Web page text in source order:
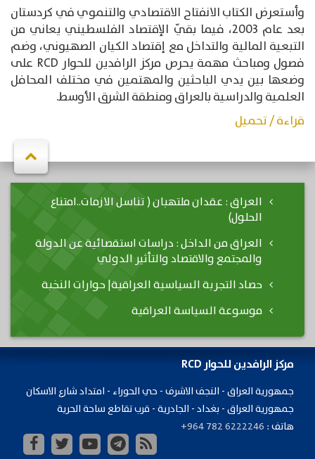
وأستعرض الكتاب الانفتاح الاقتصادي والتنموي في كردستان
بعد عام 2003، فيما بقيّ الإقتصاد الفلسطيني يعاني من
التبعية المالية والتداخل مع إقتصاد الكيان الصهيوني، وضم
فصول ومباحث مهمة يحرص مركز الرافدين للحوار RCD على
وضعها بين يدي الباحثين والمهتمين في مختلف المحافل
العلمية والدراسية بالعراق ومنطقة الشرق الأوسط.
قراءة / تحميل
العراق : عقدان ملتهبان ( تناسل الازمات..امتناع
الحلول)
العراق من الداخل : دراسات استقصائية عن الدولة
والمجتمع والاقتصاد والتأثير الدولي
حصاد التجربة السياسية العراقية| حوارات النخبة
موسوعة السياسة العراقية
مركز الرافدين للحوار RCD
جمهورية ​العراق - النجف الاشرف - حي الحوراء - امتداد شارع الاسكان
جمهورية العراق - بغداد - الجادرية - قرب تقاطع ساحة الحرية
هاتف : +964 782 6222246